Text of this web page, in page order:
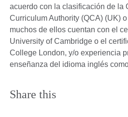
acuerdo con la clasificación de la
Curriculum Authority (QCA) (UK)
muchos de ellos cuentan con el
University of Cambridge o el
College London, y/o experiencia
enseñanza del idioma inglés
Share this